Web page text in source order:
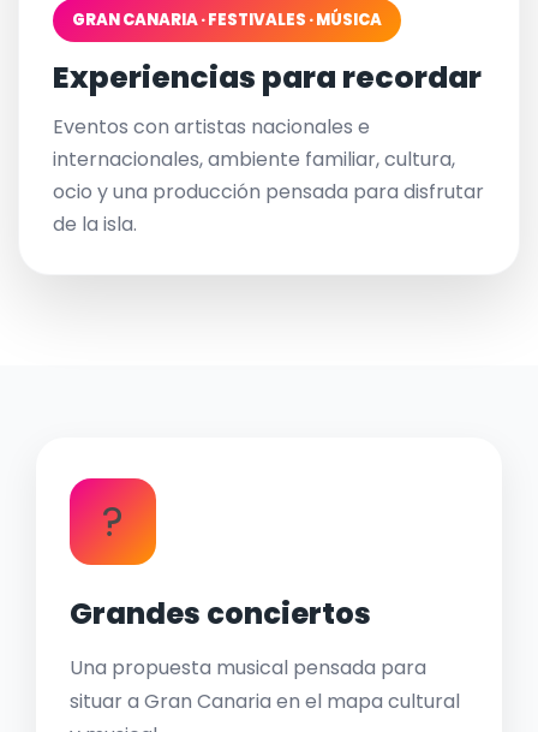
GRAN CANARIA · FESTIVALES · MÚSICA
Experiencias para recordar
Eventos con artistas nacionales e
internacionales, ambiente familiar, cultura,
ocio y una producción pensada para disfrutar
de la isla.
?
Grandes conciertos
Una propuesta musical pensada para
situar a Gran Canaria en el mapa cultural